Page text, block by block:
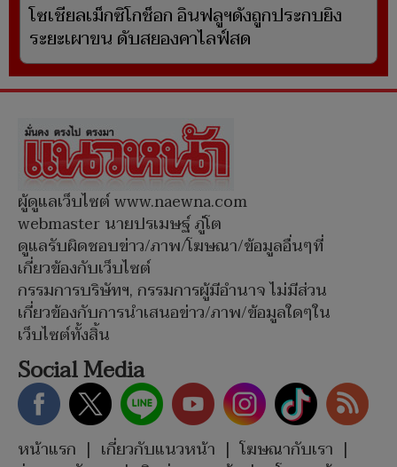
โซเชียลเม็กซิโกช็อก อินฟลูฯดังถูกประกบยิง
ระยะเผาขน ดับสยองคาไลฟ์สด
ผู้ดูแลเว็บไซต์ www.naewna.com
webmaster นายปรเมษฐ์ ภู่โต
ดูแลรับผิดชอบข่าว/ภาพ/โฆษณา/ข้อมูลอื่นๆที่
เกี่ยวข้องกับเว็บไซต์
กรรมการบริษัทฯ, กรรมการผู้มีอำนาจ ไม่มีส่วน
เกี่ยวข้องกับการนำเสนอข่าว/ภาพ/ข้อมูลใดๆใน
เว็บไซต์ทั้งสิ้น
Social Media
หน้าแรก | เกี่ยวกับแนวหน้า | โฆษณากับเรา |